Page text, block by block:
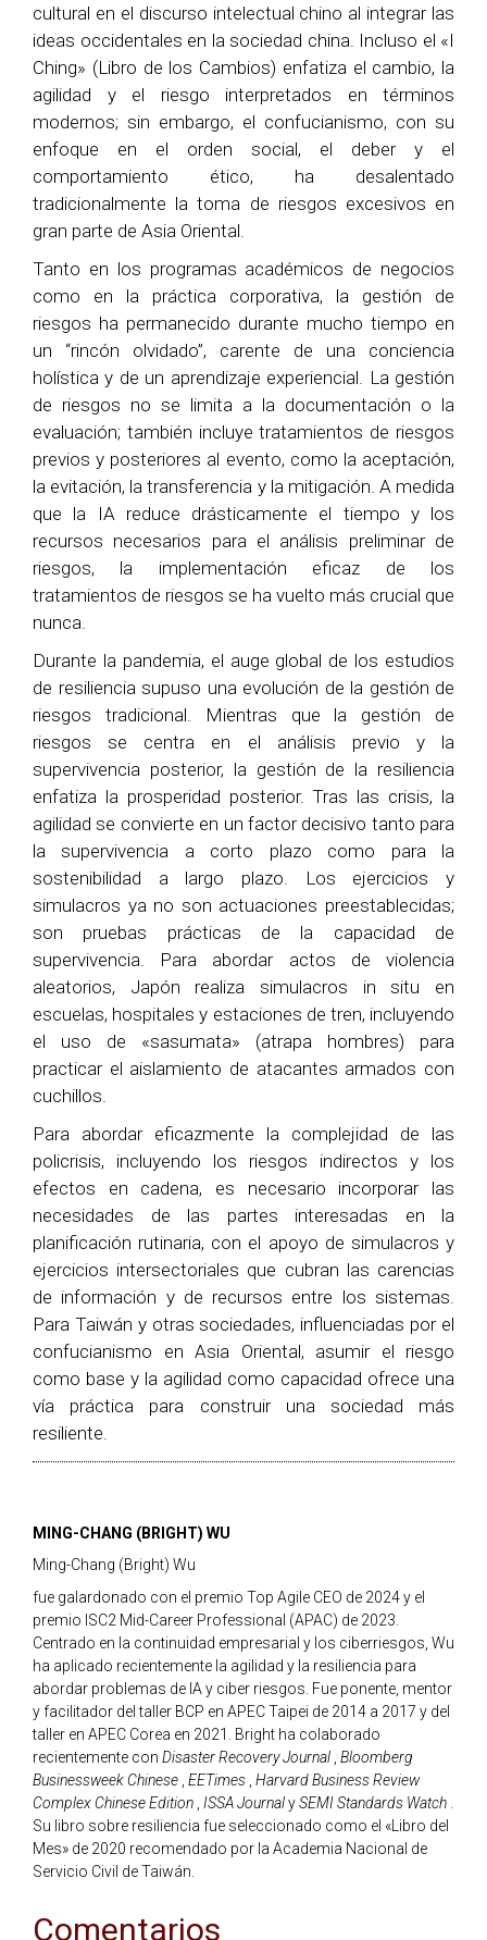
cultural en el discurso intelectual chino al integrar las
ideas occidentales en la sociedad china. Incluso el «I
Ching» (Libro de los Cambios) enfatiza el cambio, la
agilidad y el riesgo interpretados en términos
modernos; sin embargo, el confucianismo, con su
enfoque en el orden social, el deber y el
comportamiento ético, ha desalentado
tradicionalmente la toma de riesgos excesivos en
gran parte de Asia Oriental.
Tanto en los programas académicos de negocios
como en la práctica corporativa, la gestión de
riesgos ha permanecido durante mucho tiempo en
un “rincón olvidado”, carente de una conciencia
holística y de un aprendizaje experiencial. La gestión
de riesgos no se limita a la documentación o la
evaluación; también incluye tratamientos de riesgos
previos y posteriores al evento, como la aceptación,
la evitación, la transferencia y la mitigación. A medida
que la IA reduce drásticamente el tiempo y los
recursos necesarios para el análisis preliminar de
riesgos, la implementación eficaz de los
tratamientos de riesgos se ha vuelto más crucial que
nunca.
Durante la pandemia, el auge global de los estudios
de resiliencia supuso una evolución de la gestión de
riesgos tradicional. Mientras que la gestión de
riesgos se centra en el análisis previo y la
supervivencia posterior, la gestión de la resiliencia
enfatiza la prosperidad posterior. Tras las crisis, la
agilidad se convierte en un factor decisivo tanto para
la supervivencia a corto plazo como para la
sostenibilidad a largo plazo. Los ejercicios y
simulacros ya no son actuaciones preestablecidas;
son pruebas prácticas de la capacidad de
supervivencia. Para abordar actos de violencia
aleatorios, Japón realiza simulacros in situ en
escuelas, hospitales y estaciones de tren, incluyendo
el uso de «sasumata» (atrapa hombres) para
practicar el aislamiento de atacantes armados con
cuchillos.
Para abordar eficazmente la complejidad de las
policrisis, incluyendo los riesgos indirectos y los
efectos en cadena, es necesario incorporar las
necesidades de las partes interesadas en la
planificación rutinaria, con el apoyo de simulacros y
ejercicios intersectoriales que cubran las carencias
de información y de recursos entre los sistemas.
Para Taiwán y otras sociedades, influenciadas por el
confucianismo en Asia Oriental, asumir el riesgo
como base y la agilidad como capacidad ofrece una
vía práctica para construir una sociedad más
resiliente.
MING-CHANG (BRIGHT) WU
Ming-Chang (Bright) Wu
fue galardonado con el premio Top Agile CEO de 2024 y el
premio ISC2 Mid-Career Professional (APAC) de 2023.
Centrado en la continuidad empresarial y los ciberriesgos, Wu
ha aplicado recientemente la agilidad y la resiliencia para
abordar problemas de IA y ciber riesgos. Fue ponente, mentor
y facilitador del taller BCP en APEC Taipei de 2014 a 2017 y del
taller en APEC Corea en 2021. Bright ha colaborado
recientemente con Disaster Recovery Journal Bloomberg
Businessweek Chinese EETimes Harvard Business Review
Complex Chinese Edition
ISSA JournalySEMI Standards Watch
Su libro sobre resiliencia fue seleccionado como el «Libro del
Mes» de 2020 recomendado por la Academia Nacional de
Servicio Civil de Taiwán.
Comentarios